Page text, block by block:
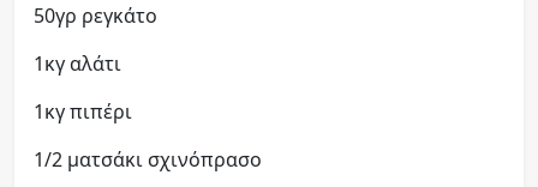
50γρ ρεγκάτο
1κγ αλάτι
1κγ πιπέρι
1/2 ματσάκι σχινόπρασο